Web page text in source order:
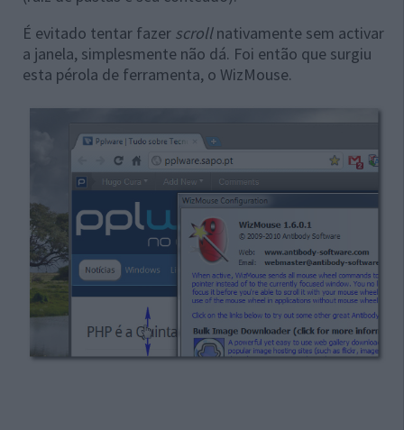
É evitado tentar fazer scrollnativamente sem activar
a janela, simplesmente não dá. Foi então que surgiu
esta pérola de ferramenta, o WizMouse.